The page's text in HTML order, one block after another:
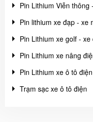
Pin Lithium Viễn thông
Pin lithium xe đạp - xe
Pin Lithium xe golf - xe
Pin Lithium xe nâng
Pin Lithium xe ô tô điện
Trạm sạc xe ô tô điện